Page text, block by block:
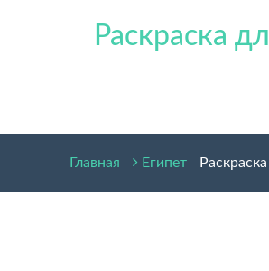
Раскраска
Главная Египет